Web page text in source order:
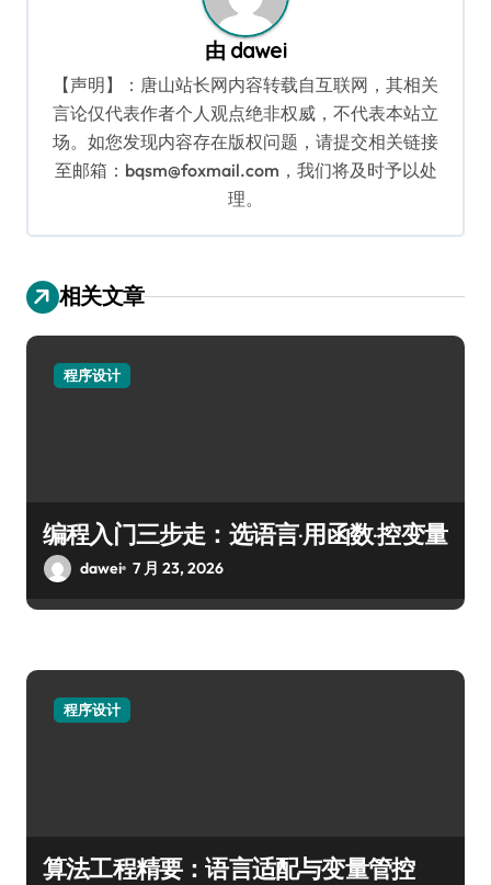
由 dawei
【声明】：唐山站长网内容转载自互联网，其相关
言论仅代表作者个人观点绝非权威，不代表本站立
场。如您发现内容存在版权问题，请提交相关链接
至邮箱：bqsm@foxmail.com，我们将及时予以处
理。
相关文章
程序设计
编程入门三步走：选语言·用函数·控变量
dawei 7 月 23, 2026
程序设计
算法工程精要：语言适配与变量管控